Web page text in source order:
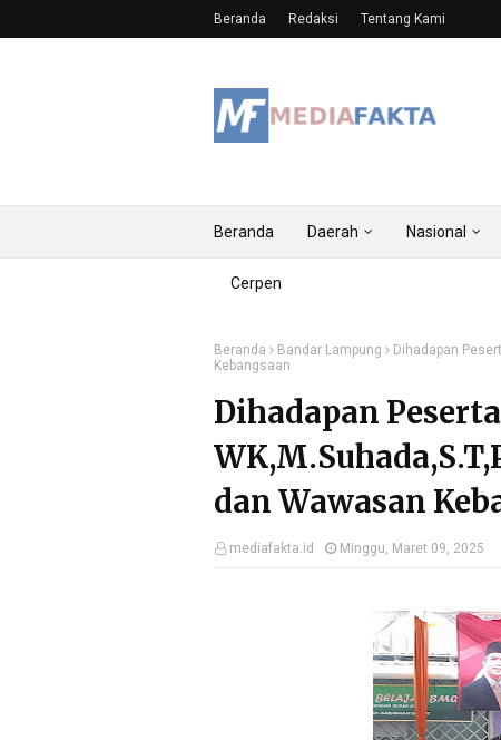
Beranda Redaksi Tentang Kami
Beranda Daerah Nasional
Cerpen
Beranda Bandar Lampung
Dihadapan
Kebangsaan
Dihadapan
dan Wawasan
mediafakta.id Minggu, Maret 09, 2025